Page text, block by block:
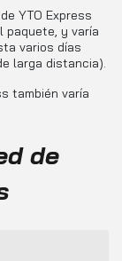
YTO Express
paquete, y varía
varios días
larga distancia).
también varía
de